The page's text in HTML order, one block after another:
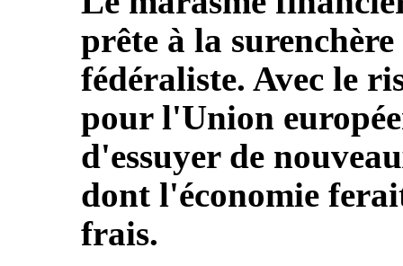
prête à la surenchère
fédéraliste. Avec le
pour l'Union
d'essuyer de
dont l'économie
frais.